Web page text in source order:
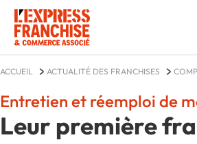
ACCUEIL ACTUALITÉ DES FRANCHISES
Leur première
Entretien et réemploi de